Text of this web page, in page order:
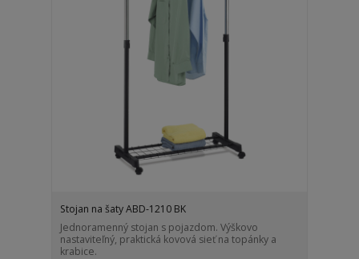
Stojan na šaty ABD-1210 BK
Jednoramenný stojan s pojazdom. Výškovo
nastaviteľný, praktická kovová sieť na topánky a
krabice.